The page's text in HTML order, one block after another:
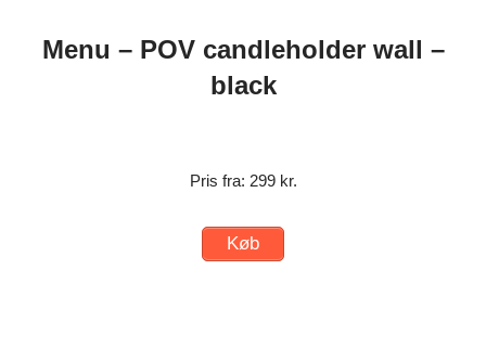
Menu – POV candleholder wall –
black
Pris fra: 299 kr.
Køb